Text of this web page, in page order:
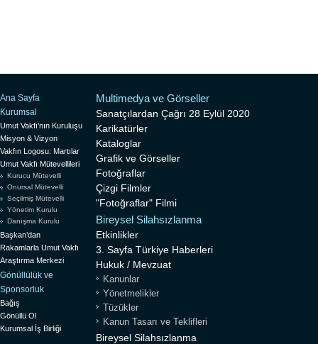
Ana Sayfa
Kurumsal
Umut Vakfı’nın Kuruluşu
Misyon & Vizyon
Vakfın Logosu: Martılar
Umut Vakfı Mütevellileri
Kurucu Mütevelli
Onursal Mütevelli
Seçilmiş Mütevelli
Yönetim Kurulu
Danışma Kurulu
Başkan’dan
Rakamlarla Umut Vakfı
Araştırma Merkezi
Gönüllülük ve
Sponsorluk
Bağış
Gönüllü Ol
Kurumsal İş Birliği
Multimedya ve Görseller
Sanatçılardan Çağrı 28 Eylül 2020
Karikatürler
Kataloglar
Grafik ve Görseller
Fotoğraflar
Çizgi Filmler
"Fotoğraflar" Filmi
Bireysel Silahsızlanma
Etkinlikler
3. Sayfa Türkiye Haberleri
Hukuk / Mevzuat
Kanunlar
Yönetmelikler
Tüzükler
Kanun Tasarı ve Teklifleri
Bireysel Silahsızlanma